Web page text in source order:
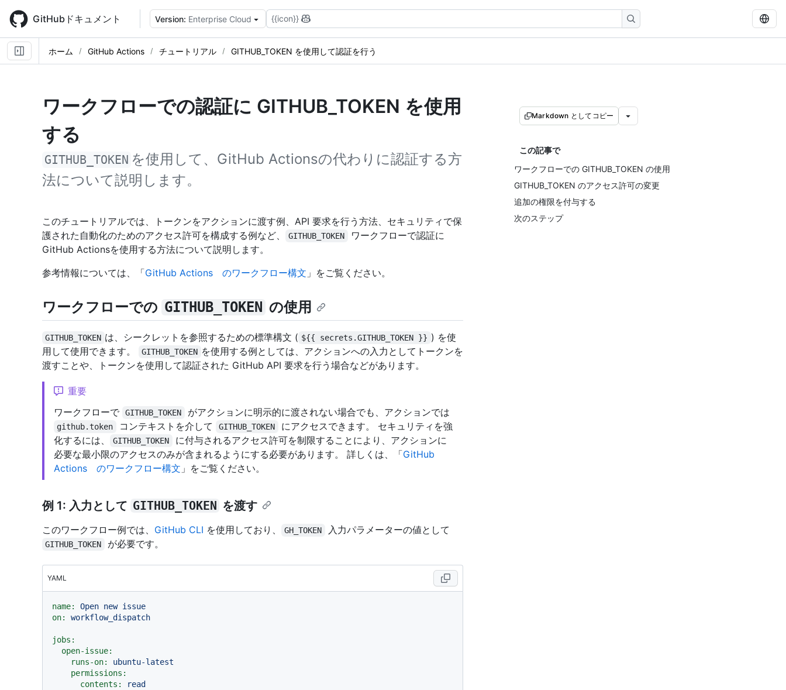
main
content
GitHubドキュメント Version: Enterprise Cloud {{icon}}
ホーム GitHub Actions チュートリアル GITHUB_TOKEN を使用して認証を行う
ワークフローでの認証に GITHUB_TOKEN を使用
する
GITHUB_TOKEN を使用して、GitHub Actionsの代わりに認証する方
法について説明します。
Markdown としてコピー
この記事で
ワークフローでの GITHUB_TOKEN の使用
GITHUB_TOKEN のアクセス許可の変更
追加の権限を付与する
次のステップ
このチュートリアルでは、トークンをアクションに渡す例、API 要求を行う方法、セキュリティで保
護された自動化のためのアクセス許可を構成する例など、
GITHUB_TOKEN
ワークフローで認証に
GitHub Actionsを使用する方法について説明します。
参考情報については、「GitHub Actions のワークフロー構文 」をご覧ください。
ワークフローでの GITHUB_TOKEN の使用
GITHUB_TOKEN は、シークレットを参照するための標準構文 ( ${{ secrets.GITHUB_TOKEN }} ) を使
用して使用できます。
GITHUB_TOKEN を使用する例としては、アクションへの入力としてトークンを
渡すことや、トークンを使用して認証された GitHub API 要求を行う場合などがあります。
重要
ワークフローで
GITHUB_TOKEN がアクションに明示的に渡されない場合でも、アクションでは
github.token コンテキストを介して GITHUB_TOKEN
にアクセスできます。 セキュリティを強
化するには、
GITHUB_TOKEN
に付与されるアクセス許可を制限することにより、アクションに
必要な最小限のアクセスのみが含まれるようにする必要があります。 詳しくは、「GitHub
Actions のワークフロー構文 」をご覧ください。
例 1: 入力として GITHUB_TOKEN を渡す
このワークフロー例では、 GitHub CLI を使用しており、 GH_TOKEN 入力パラメーターの値として
GITHUB_TOKEN が必要です。
YAML
name: Open new issue
on:
workflow_dispatch
jobs:
open-issue:
runs-on:
ubuntu-latest
permissions:
contents:
read